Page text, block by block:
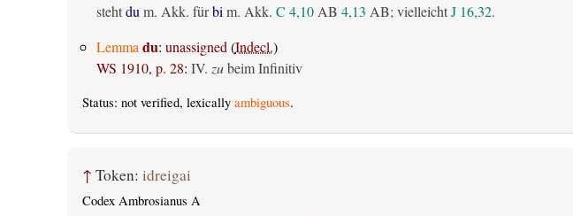
stehtdu m. Akk. fürbi m. Akk. C 4,10 AB 4,13 AB; vielleichtJ 16,32.
Lemma du: unassigned (Indecl.)
WS 1910, p. 28: IV. zubeim Infinitiv
Status: not verified, lexically ambiguous.
↑ Token: idreigai
Codex Ambrosianus A